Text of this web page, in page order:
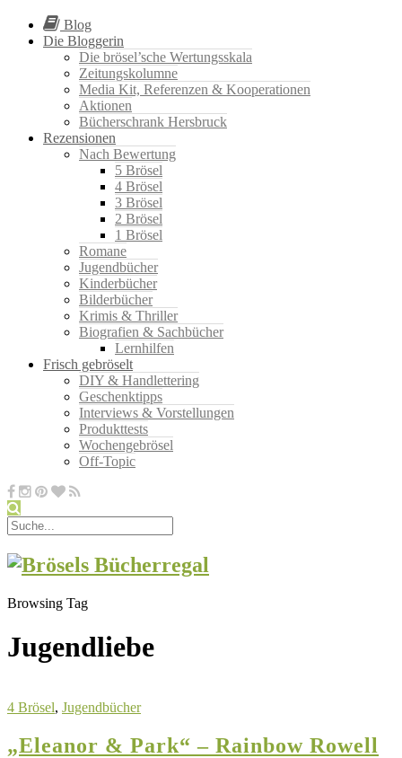
Blog
Die Bloggerin
Die brösel’sche Wertungsskala
Zeitungskolumne
Media Kit, Referenzen & Kooperationen
Aktionen
Bücherschrank Hersbruck
Rezensionen
Nach Bewertung
5 Brösel
4 Brösel
3 Brösel
2 Brösel
1 Brösel
Romane
Jugendbücher
Kinderbücher
Bilderbücher
Krimis & Thriller
Biografien & Sachbücher
Lernhilfen
Frisch gebröselt
DIY & Handlettering
Geschenktipps
Interviews & Vorstellungen
Produkttests
Wochengebrösel
Off-Topic
Browsing Tag
Jugendliebe
4 Brösel, Jugendbücher
„Eleanor & Park“ – Rainbow Rowell